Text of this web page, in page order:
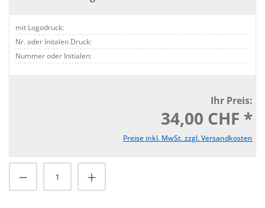
mit Logodruck:
Nr. oder Initalen Druck:
Nummer oder Initialen:
Ihr Preis:
34,00 CHF *
Preise inkl. MwSt. zzgl. Versandkosten
Produkt Anzahl: Gib den gewünschten